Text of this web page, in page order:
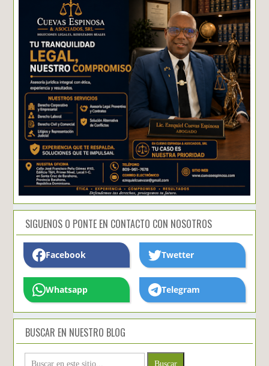
SIGUENOS O PONTE EN CONTACTO CON NOSOTROS
Facebook Twetter
Whatsapp Telegram
BUSCAR EN NUESTRO BLOG